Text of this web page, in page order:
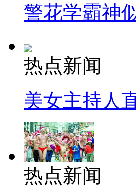
警花学霸神
热点新闻
美女主持人
热点新闻